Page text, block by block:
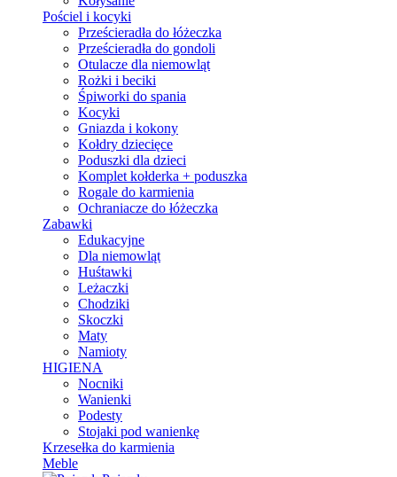
Pościel i kocyki
Prześcieradła do łóżeczka
Prześcieradła do gondoli
Otulacze dla niemowląt
Rożki i beciki
Śpiworki do spania
Kocyki
Gniazda i kokony
Kołdry dziecięce
Poduszki dla dzieci
Komplet kołderka + poduszka
Rogale do karmienia
Ochraniacze do łóżeczka
Zabawki
Edukacyjne
Dla niemowląt
Huśtawki
Leżaczki
Chodziki
Skoczki
Maty
Namioty
HIGIENA
Nocniki
Wanienki
Podesty
Stojaki pod wanienkę
Krzesełka do karmienia
Meble